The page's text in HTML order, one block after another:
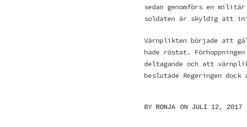
sedan genomförs en
soldaten är skyldig att
Värnplikten började att
hade röstat.
deltagande och att
beslutade Regeringen
BY RONJA ON JULI 12, 2017